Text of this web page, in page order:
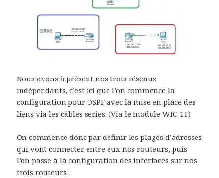
Nous avons à présent nos trois réseaux
indépendants, c’est ici que l’on commence la
configuration pour OSPF avec la mise en place des
liens via les câbles series. (Via le module WIC-1T)
On commence donc par définir les plages d’adresses
qui vont connecter entre eux nos routeurs, puis
l’on passe à la configuration des interfaces sur nos
trois routeurs.